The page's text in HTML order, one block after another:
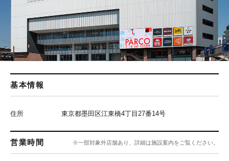
基本情報
住所 東京都墨田区江東橋4丁目27番14号
営業時間 ※一部対象外店舗あり、詳細は施設案内をご覧ください。